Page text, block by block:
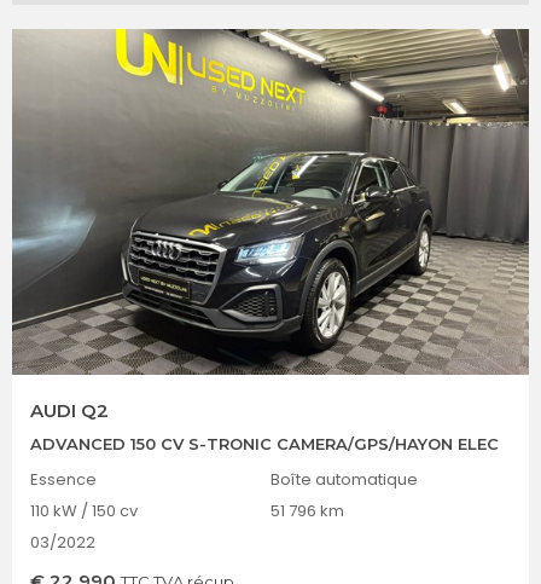
AUDI Q2
ADVANCED 150 CV S-TRONIC CAMERA/GPS/HAYON ELEC
Essence
Boîte automatique
110 kW / 150 cv
51 796 km
03/2022